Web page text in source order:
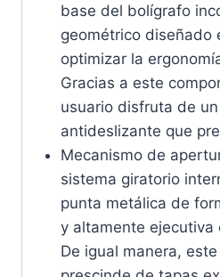
base del bolígrafo
geométrico diseñado
optimizar la
Gracias a este
usuario disfruta de
antideslizante que
Mecanismo de
sistema giratorio
punta metálica de
y altamente ejecutiva
De igual manera,